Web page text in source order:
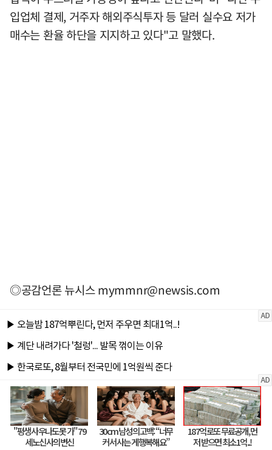
입업체 결제, 거주자 해외주식투자 등 달러 실수요 저가
매수는 환율 하단을 지지하고 있다"고 말했다.
◎공감언론 뉴시스mymmnr@newsis.com